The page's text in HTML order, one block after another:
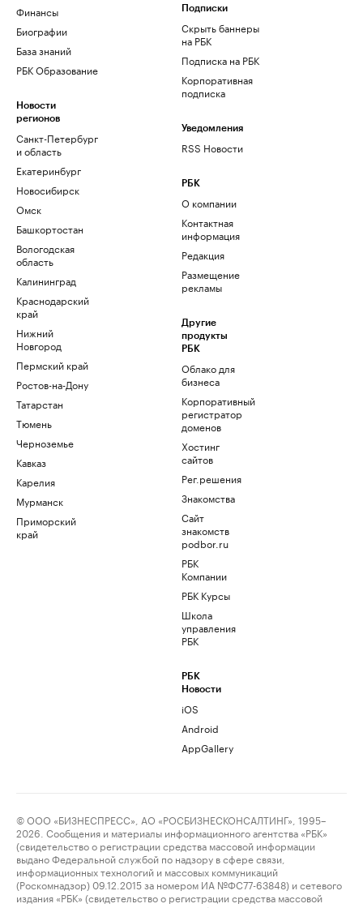
Финансы
Биографии
База знаний
РБК Образование
Новости
регионов
Санкт-Петербург
и область
Екатеринбург
Новосибирск
Омск
Башкортостан
Вологодская
область
Калининград
Краснодарский
край
Нижний
Новгород
Пермский край
Ростов-на-Дону
Татарстан
Тюмень
Черноземье
Кавказ
Карелия
Мурманск
Приморский
край
Подписки
Скрыть баннеры
на РБК
Подписка на РБК
Корпоративная
подписка
Уведомления
RSS Новости
РБК
О компании
Контактная
информация
Редакция
Размещение
рекламы
Другие
продукты
РБК
Облако для
бизнеса
Корпоративный
регистратор
доменов
Хостинг
сайтов
Рег.решения
Знакомства
Сайт
знакомств
podbor.ru
РБК
Компании
РБК Курсы
Школа
управления
РБК
РБК
Новости
iOS
Android
AppGallery
© ООО «БИЗНЕСПРЕСС», АО «РОСБИЗНЕСКОНСАЛТИНГ», 1995–
2026. Сообщения и материалы информационного агентства «РБК»
(свидетельство о регистрации средства массовой информации
выдано Федеральной службой по надзору в сфере связи,
информационных технологий и массовых коммуникаций
(Роскомнадзор) 09.12.2015 за номером ИА №ФС77-63848) и сетевого
издания «РБК» (свидетельство о регистрации средства массовой